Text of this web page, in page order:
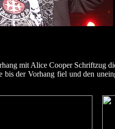
mit Alice Cooper Schriftzug
der Vorhang fiel und den